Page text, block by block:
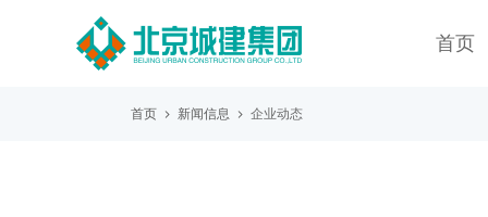
首页
首页 新闻信息 企业动态